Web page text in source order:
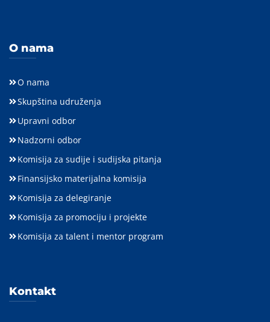
O nama
O nama
Skupština udruženja
Upravni odbor
Nadzorni odbor
Komisija za sudije i sudijska pitanja
Finansijsko materijalna komisija
Komisija za delegiranje
Komisija za promociju i projekte
Komisija za talent i mentor program
Kontakt